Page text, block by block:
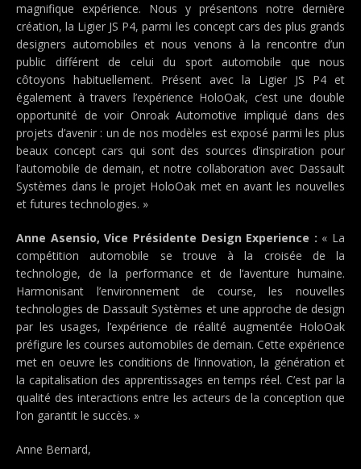
magnifique expérience. Nous y présentons notre dernière
création, la Ligier JS P4, parmi les concept cars des plus grands
designers automobiles et nous venons à la rencontre d’un
public différent de celui du sport automobile que nous
côtoyons habituellement. Présent avec la Ligier JS P4 et
également à travers l’expérience HoloOak, c’est une double
opportunité de voir Onroak Automotive impliqué dans des
projets d’avenir : un de nos modèles est exposé parmi les plus
beaux concept cars qui sont des sources d’inspiration pour
l’automobile de demain, et notre collaboration avec Dassault
Systèmes dans le projet HoloOak met en avant les nouvelles
et futures technologies. »
Anne Asensio, Vice Présidente Design Experience : « La
compétition automobile se trouve à la croisée de la
technologie, de la performance et de l’aventure humaine.
Harmonisant l’environnement de course, les nouvelles
technologies de Dassault Systèmes et une approche de design
par les usages, l’expérience de réalité augmentée HoloOak
préfigure les courses automobiles de demain. Cette expérience
met en oeuvre les conditions de l’innovation, la génération et
la capitalisation des apprentissages en temps réel. C’est par la
qualité des interactions entre les acteurs de la conception que
l’on garantit le succès. »
Anne Bernard,